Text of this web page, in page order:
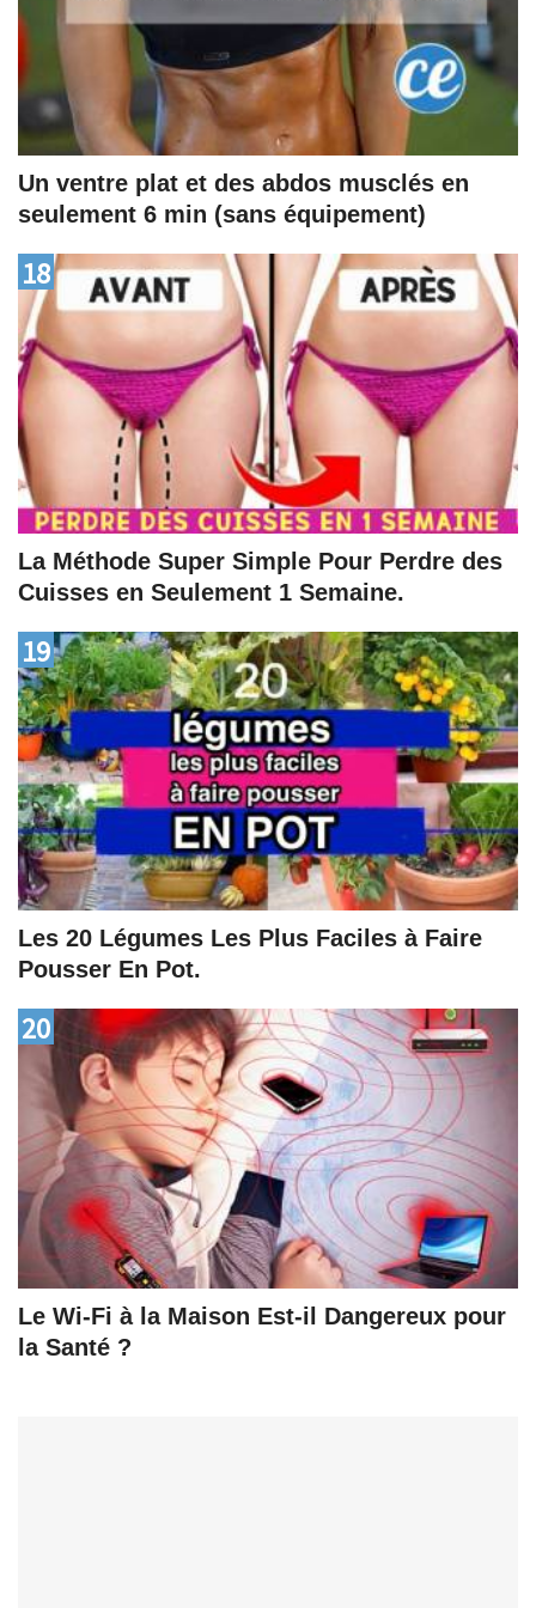
Un ventre plat et des abdos musclés en
seulement 6 min (sans équipement)
18
La Méthode Super Simple Pour Perdre des
Cuisses en Seulement 1 Semaine.
19
Les 20 Légumes Les Plus Faciles à Faire
Pousser En Pot.
20
Le Wi-Fi à la Maison Est-il Dangereux pour
la Santé ?